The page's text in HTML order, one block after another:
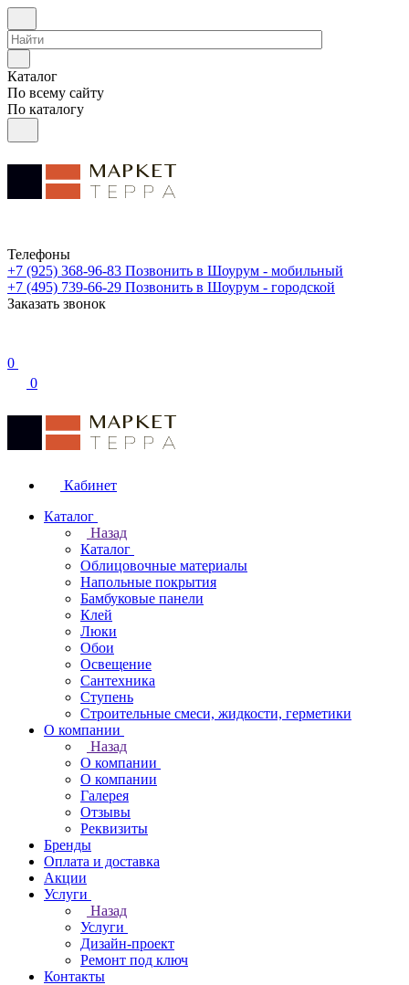
Каталог
По всему сайту
По каталогу
Телефоны
+7 (925) 368-96-83 Позвонить в Шоурум - мобильный
+7 (495) 739-66-29 Позвонить в Шоурум - городской
Заказать звонок
0
0
Кабинет
Каталог
Назад
Каталог
Облицовочные материалы
Напольные покрытия
Бамбуковые панели
Клей
Люки
Обои
Освещение
Сантехника
Ступень
Строительные смеси, жидкости, герметики
О компании
Назад
О компании
О компании
Галерея
Отзывы
Реквизиты
Бренды
Оплата и доставка
Акции
Услуги
Назад
Услуги
Дизайн-проект
Ремонт под ключ
Контакты